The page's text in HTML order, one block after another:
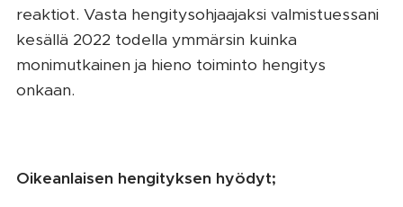
reaktiot. Vasta hengitysohjaajaksi valmistuessani
kesällä 2022 todella ymmärsin kuinka
monimutkainen ja hieno toiminto hengitys
onkaan.
Oikeanlaisen hengityksen hyödyt;